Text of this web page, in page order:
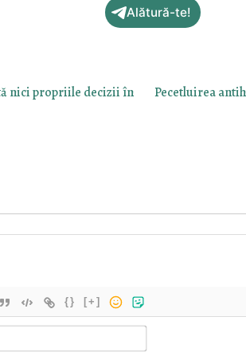
Alătură-te!
nici propriile decizii în
Pecetluirea
{} [+]